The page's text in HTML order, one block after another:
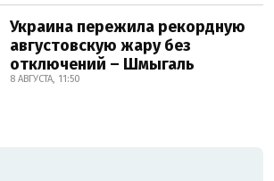
Украина пережила рекордную
августовскую жару без
отключений – Шмыгаль
8 АВГУСТА, 11:50